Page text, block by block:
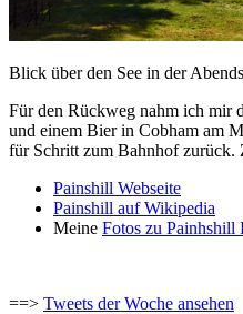
Blick über den See in der
Für den Rückweg nahm ich mir
und einem Bier in Cobham am
für Schritt zum Bahnhof zurück.
Painshill Webseite
Painshill auf Wikipedia
Meine Fotos zu Painhshill
==> Tweets der Woche ansehen